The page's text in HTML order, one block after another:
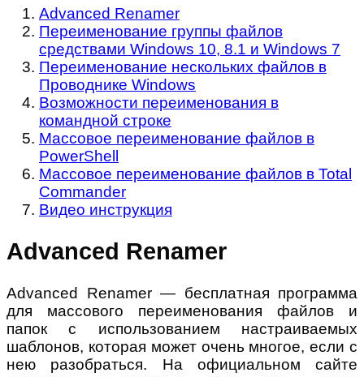
Advanced Renamer
Переименование группы файлов
средствами Windows 10, 8.1 и Windows 7
Переименование нескольких файлов в
Проводнике Windows
Возможности переименования в
командной строке
Массовое переименование файлов в
PowerShell
Массовое переименование файлов в Total
Commander
Видео инструкция
Advanced Renamer
Advanced Renamer — бесплатная программа
для массового переименования файлов и
папок с использованием настраиваемых
шаблонов, которая может очень многое, если с
нею разобраться. На официальном сайте